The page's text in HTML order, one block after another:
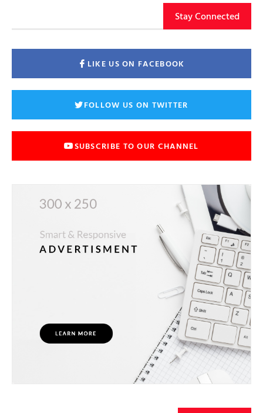
Stay Connected
LIKE US ON FACEBOOK
FOLLOW US ON TWITTER
SUBSCRIBE TO OUR CHANNEL